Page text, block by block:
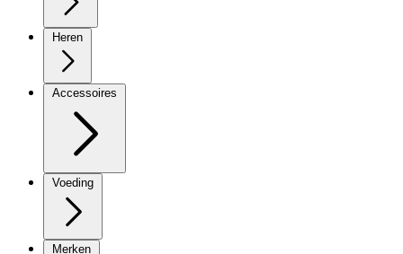
Heren
Accessoires
Voeding
Merken